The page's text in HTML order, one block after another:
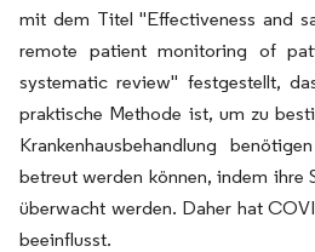
mit dem Titel "Effectiveness and
remote patient monitoring of
systematic review" festgestellt,
praktische Methode ist, um zu
Krankenhausbehandlung
betreut werden können, indem ihre
überwacht werden. Daher hat
beeinflusst.